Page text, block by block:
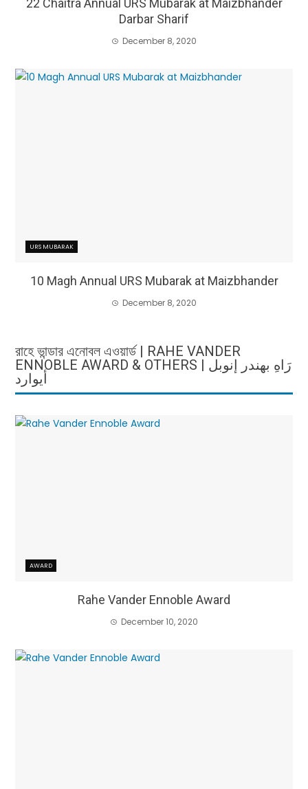
Darbar Sharif
December 8, 2020
URS MUBARAK
10 Magh Annual URS Mubarak at Maizbhander
December 8, 2020
রাহে ভান্ডার এনোবল এওয়ার্ড | RAHE VANDER
ENNOBLE AWARD & OTHERS | رَاهِ بهندر إنوبل
أيوارد
AWARD
Rahe Vander Ennoble Award
December 10, 2020